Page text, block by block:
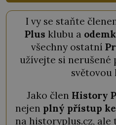
I vy se staňte
Plus klubu a
všechny ostatní
užívejte si nerušené
Jako člen History
nejen plný přístup
na historyplus.cz, ale